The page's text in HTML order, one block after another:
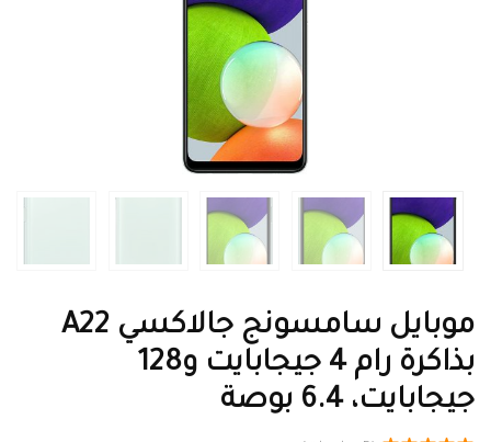
موبايل سامسونج جالاكسي A22
بذاكرة رام 4 جيجابايت و128
جيجابايت، 6.4 بوصة